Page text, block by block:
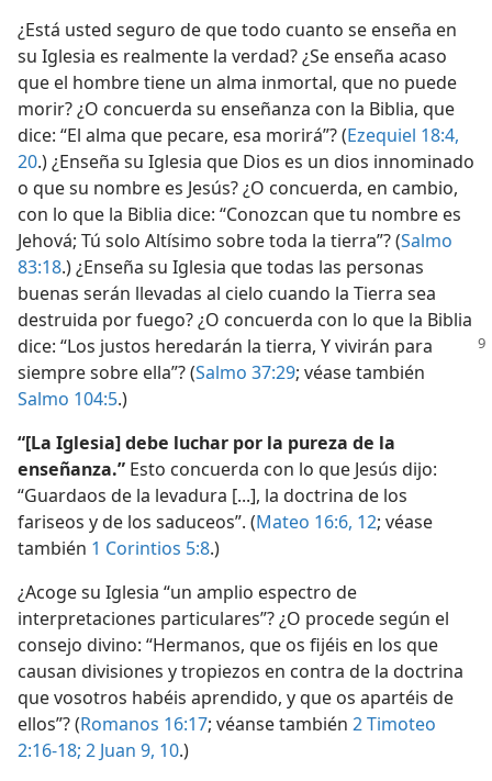
¿Está usted seguro de que todo cuanto se enseña en
su Iglesia es realmente la verdad? ¿Se enseña acaso
que el hombre tiene un alma inmortal, que no puede
morir? ¿O concuerda su enseñanza con la Biblia, que
dice: “El alma que pecare, esa morirá”? (Ezequiel 18:4,
20.) ¿Enseña su Iglesia que Dios es un dios innominado
o que su nombre es Jesús? ¿O concuerda, en cambio,
con lo que la Biblia dice: “Conozcan que tu nombre es
Jehová; Tú solo Altísimo sobre toda la tierra”? (Salmo
83:18.) ¿Enseña su Iglesia que todas las personas
buenas serán llevadas al cielo cuando la Tierra sea
destruida por fuego? ¿O concuerda con lo que la Biblia
dice: “Los justos heredarán la tierra, Y vivirán para
siempre sobre ella”? (Salmo 37:29; véase también
Salmo 104:5.)
“[La Iglesia] debe luchar por la pureza de la
enseñanza.” Esto concuerda con lo que Jesús dijo:
“Guardaos de la levadura [...], la doctrina de los
fariseos y de los saduceos”. (Mateo 16:6, 12; véase
también 1 Corintios 5:8.)
¿Acoge su Iglesia “un amplio espectro de
interpretaciones particulares”? ¿O procede según el
consejo divino: “Hermanos, que os fijéis en los que
causan divisiones y tropiezos en contra de la doctrina
que vosotros habéis aprendido, y que os apartéis de
ellos”? (Romanos 16:17; véanse también 2 Timoteo
2:16-18; 2 Juan 9, 10.)